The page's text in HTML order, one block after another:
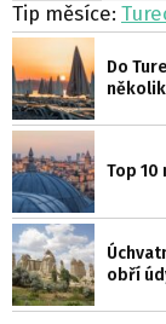
Tip měsíce:
Do
Top
obří